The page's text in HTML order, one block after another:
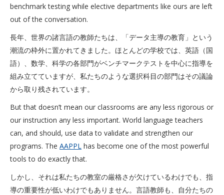
benchmark testing while elective departments like ours are left
out of the conversation.
長年、世界の諸言語の教師たちは、「データ主導の教育」という
潮流の枠外に置かれてきました。ほとんどの学校では、英語（国
語）、数学、科学の各部門がベンチマークテストを中心に指導を
組み立てていますが、私たちのような選択科目の部門はその議論
から取り残されています。
But that doesn’t mean our classrooms are any less rigorous or
our instruction any less important. World language teachers
can, and should, use data to validate and strengthen our
programs. The AAPPL has become one of the most powerful
tools to do exactly that.
しかし、それは私たちの教室の厳格さが欠けているわけでも、指
導の重要性が低いわけでもありません。言語教師も、自分たちの